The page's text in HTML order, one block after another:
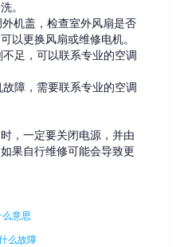
。
机盖，检查室外风扇是否
以更换风扇或维修电机。
足，可以联系专业的空调
障，需要联系专业的空调
，一定要关闭电源，并由
果自行维修可能会导致更
意思
么故障